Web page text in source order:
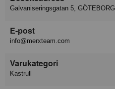
Galvaniseringsgatan 5, GÖTEBORG
E-post
info@merxteam.com
Varukategori
Kastrull